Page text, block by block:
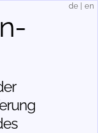
de en